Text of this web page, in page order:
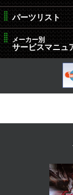
パーツリスト
メーカー別
サービスマニュ